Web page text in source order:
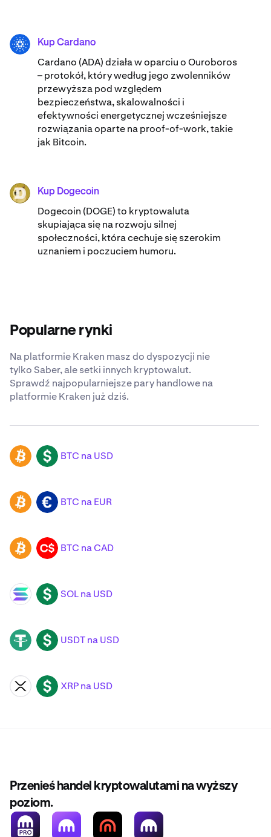
ADA Kup Cardano
Cardano (ADA) ​​działa w oparciu o Ouroboros
– protokół, który według jego zwolenników
przewyższa pod względem
bezpieczeństwa, skalowalności i
efektywności energetycznej wcześniejsze
rozwiązania oparte na proof-of-work, takie
jak Bitcoin.
DOGE Kup Dogecoin
Dogecoin (DOGE) to kryptowaluta
skupiająca się na rozwoju silnej
społeczności, która cechuje się szerokim
uznaniem i poczuciem humoru.
Popularne rynki
Na platformie Kraken masz do dyspozycji nie
tylko Saber, ale setki innych kryptowalut.
Sprawdź najpopularniejsze pary handlowe na
platformie Kraken już dziś.
BTC USD BTC na USD
BTC EUR BTC na EUR
BTC CAD BTC na CAD
SOL USD SOL na USD
USDT USD USDT na USD
XRP USD XRP na USD
Przenieś handel kryptowalutami na wyższy
poziom.